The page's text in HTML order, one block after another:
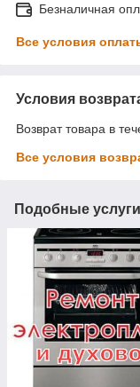
Безналичная
Все условия
Условия
Возврат товара в
Все условия
Подобные